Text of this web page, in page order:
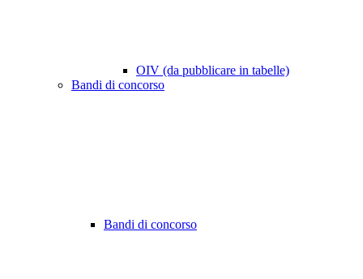
OIV (da pubblicare in tabelle)
Bandi di concorso
Bandi di concorso